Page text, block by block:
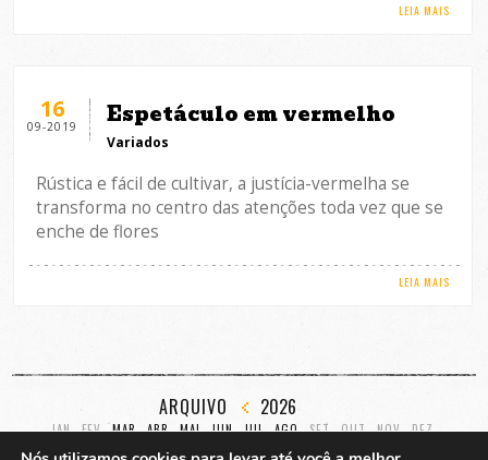
LEIA MAIS
16
09-2019 Espetáculo em vermelho
Variados
Rústica e fácil de cultivar, a justícia-vermelha se
transforma no centro das atenções toda vez que se
enche de flores
LEIA MAIS
ARQUIVO 2026
JAN FEV MAR ABR MAI JUN JUL AGO SET OUT NOV DEZ